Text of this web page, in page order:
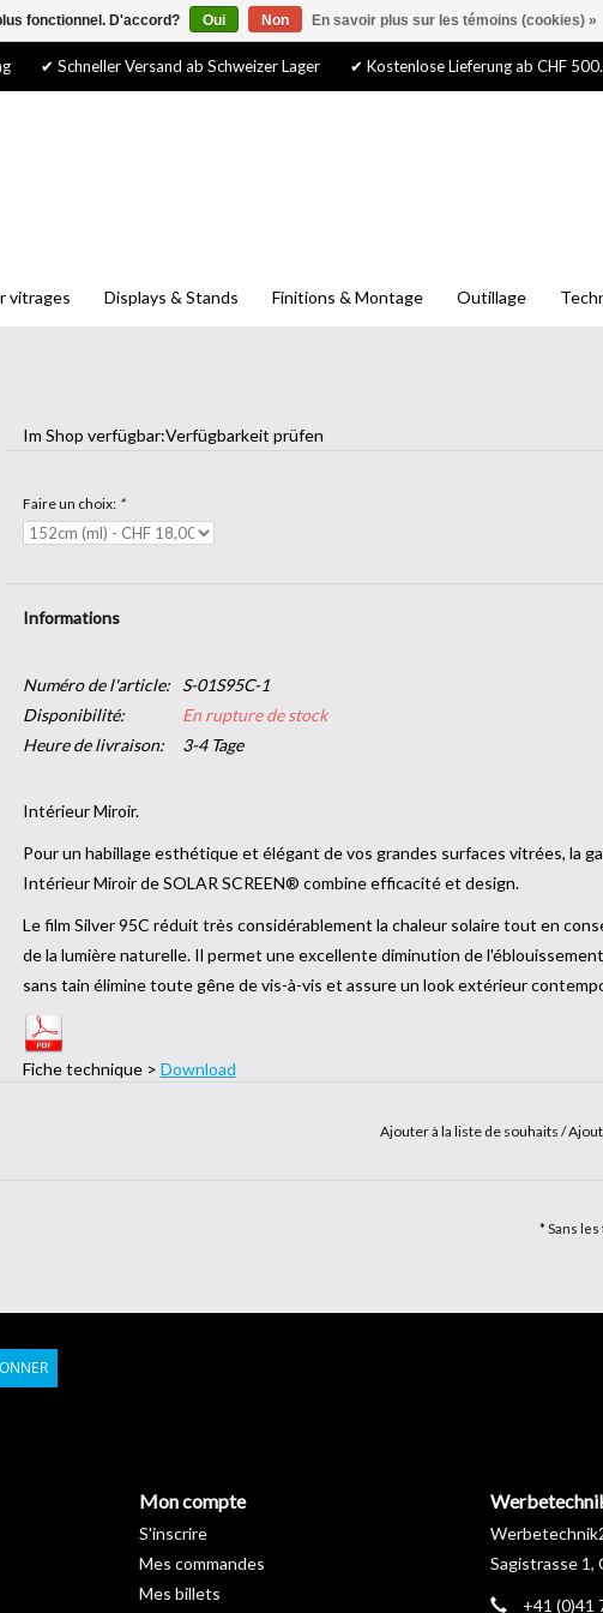
✔ Schneller Versand ab Schweizer Lager ✔ Kostenlose Lieferung ab CHF
vitrages Displays & Stands Finitions & Montage Outillage
Im Shop verfügbar:Verfügbarkeit prüfen
Faire un choix: *
Informations
Numéro de l'article:
S-01S95C-1
Disponibilité:
En rupture de stock
Heure de livraison:
3-4 Tage
Intérieur Miroir.
Pour un habillage esthétique et élégant de vos grandes surfaces vitrées, la
Intérieur Miroir de SOLAR SCREEN® combine efficacité et design.
Le film Silver 95C réduit très considérablement la chaleur solaire tout en
de la lumière naturelle. Il permet une excellente diminution de
sans tain élimine toute gêne de vis-à-vis et assure un look extérieur
Fiche technique > Download
Ajouter à la liste de souhaits /
* Sans les
Mon compte
S'inscrire
Mes commandes
Mes billets
Sagistrasse 1,
+41 (0)41
fonctionnel. D'accord? Oui Non En savoir plus sur les témoins (cookies) »